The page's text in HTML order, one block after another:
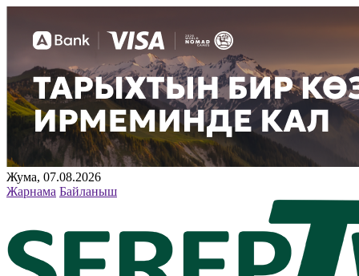
Жума, 07.08.2026
Жарнама Байланыш